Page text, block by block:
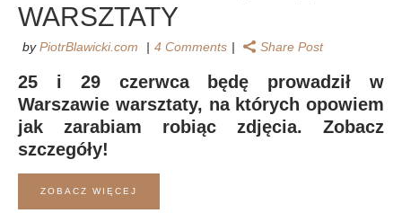
WARSZTATY
byPiotrBlawicki.com 4 Comments Share Post
25 i 29 czerwca będę prowadził w
Warszawie warsztaty, na których opowiem
jak zarabiam robiąc zdjęcia. Zobacz
szczegóły!
ZOBACZ WIĘCEJ